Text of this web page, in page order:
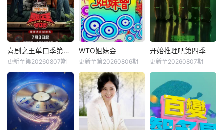
喜剧之王单口季第三季
更新至第20260807期
WTO姐妹会
更新至第20260806期
开始推理吧第四季
更新至20260807期